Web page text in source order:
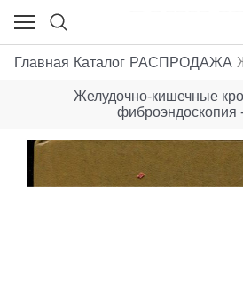
Главная Каталог РАСПРОДАЖА
Желудочно-кишечные
фиброэндоскопия